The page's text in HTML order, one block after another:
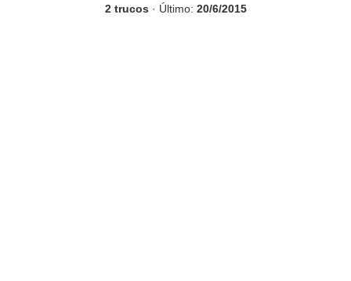
2 trucos · Último: 20/6/2015